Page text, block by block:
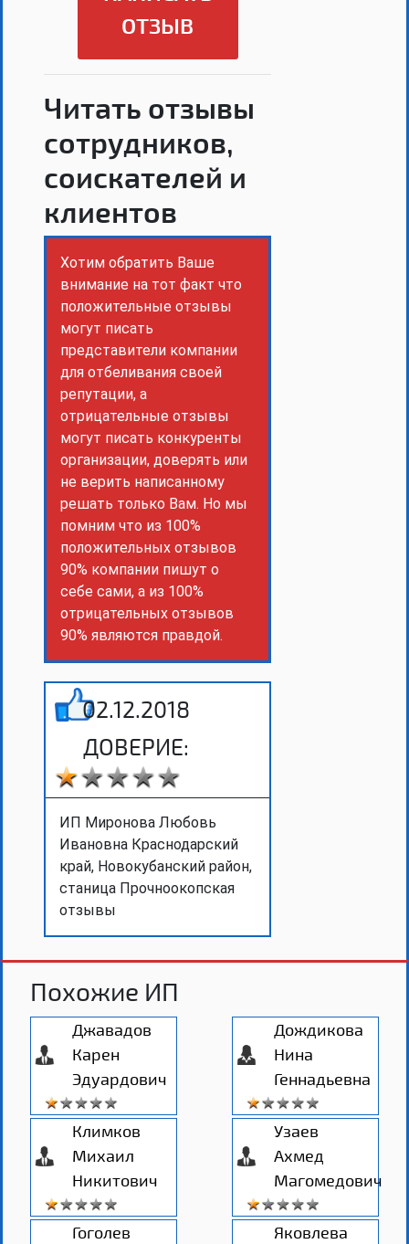
ОТЗЫВ
Читать отзывы
сотрудников,
соискателей и
клиентов
Хотим обратить Ваше
внимание на тот факт что
положительные отзывы
могут писать
представители компании
для отбеливания своей
репутации, а
отрицательные отзывы
могут писать конкуренты
организации, доверять или
не верить написанному
решать только Вам. Но мы
помним что из 100%
положительных отзывов
90% компании пишут о
себе сами, а из 100%
отрицательных отзывов
90% являются правдой.
02.12.2018
ДОВЕРИЕ:
ИП Миронова Любовь
Ивановна Краснодарский
край, Новокубанский район,
станица Прочноокопская
отзывы
Похожие ИП
Джавадов
Карен
Эдуардович
Климков
Михаил
Никитович
Гоголев
Дождикова
Нина
Геннадьевна
Узаев
Ахмед
Магомедович
Яковлева